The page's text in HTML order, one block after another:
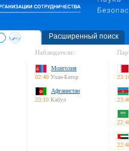
Расширенный поиск
Наблюдатели:
Монголия
02:40 Улан-Батор
Афганистан
23:10 Кабул